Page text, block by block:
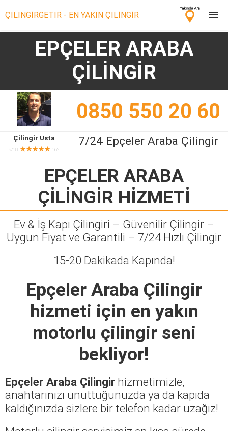
ÇİLİNGİRGETİR - EN YAKIN ÇİLİNGİR
Çilingir Ara
Çilingir misin? Bize Katıl!
EPÇELER ARABA
ÇİLİNGİR
0850 550 20 60
Çilingir Usta
9/10 ★★★★★ 162
7/24 Epçeler Araba Çilingir
EPÇELER ARABA
ÇİLİNGİR HİZMETİ
Ev & İş Kapı Çilingiri – Güvenilir Çilingir –
Uygun Fiyat ve Garantili – 7/24 Hızlı Çilingir
15-20 Dakikada Kapında!
Epçeler Araba Çilingir
hizmeti için en yakın
motorlu çilingir seni
bekliyor!
Epçeler Araba Çilingir hizmetimizle,
anahtarınızı unuttuğunuzda ya da kapıda
kaldığınızda sizlere bir telefon kadar uzağız!